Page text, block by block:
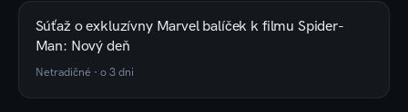
Súťaž o exkluzívny Marvel balíček k filmu Spider-
Man: Nový deň
Netradičné · o 3 dni